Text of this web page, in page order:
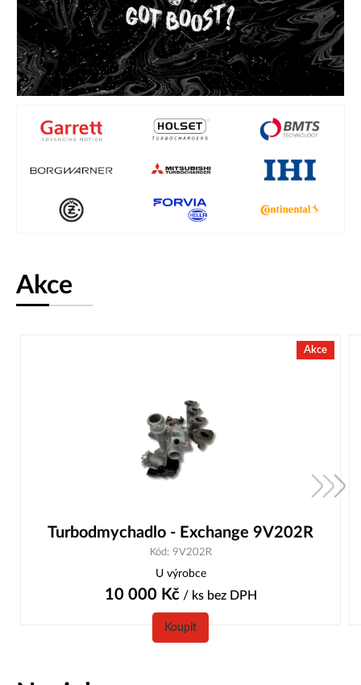
Akce
Akce
Turbodmychadlo - Exchange 9V202R
Kód: 9V202R
U výrobce
10 000 Kč/ ks bez DPH
Koupit